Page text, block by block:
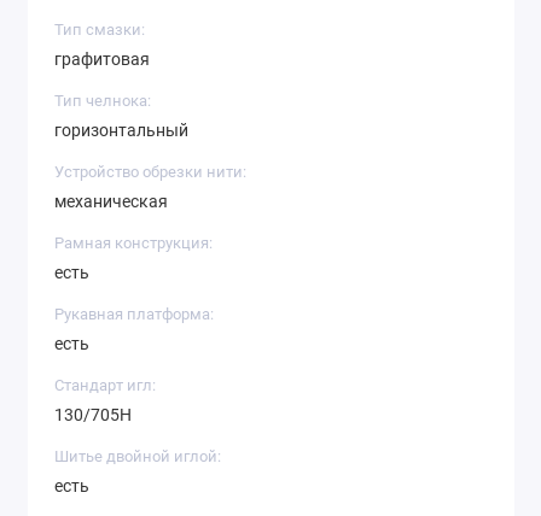
Тип смазки:
графитовая
Тип челнока:
горизонтальный
Устройство обрезки нити:
механическая
Рамная конструкция:
есть
Рукавная платформа:
есть
Стандарт игл:
130/705H
Шитье двойной иглой:
есть